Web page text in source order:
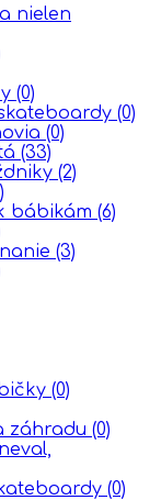
nielen
(0)
(0)
(0)
(33)
(2)
bábikám (6)
(3)
(0)
záhradu (0)
(0)